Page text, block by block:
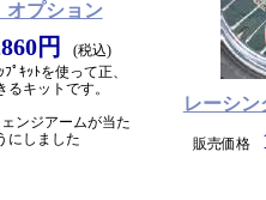
プション
円
(税込)
ﾟｷｯﾄを使って正、
キットです。
ンジアームが当た
にしました
レーシ
販売価格